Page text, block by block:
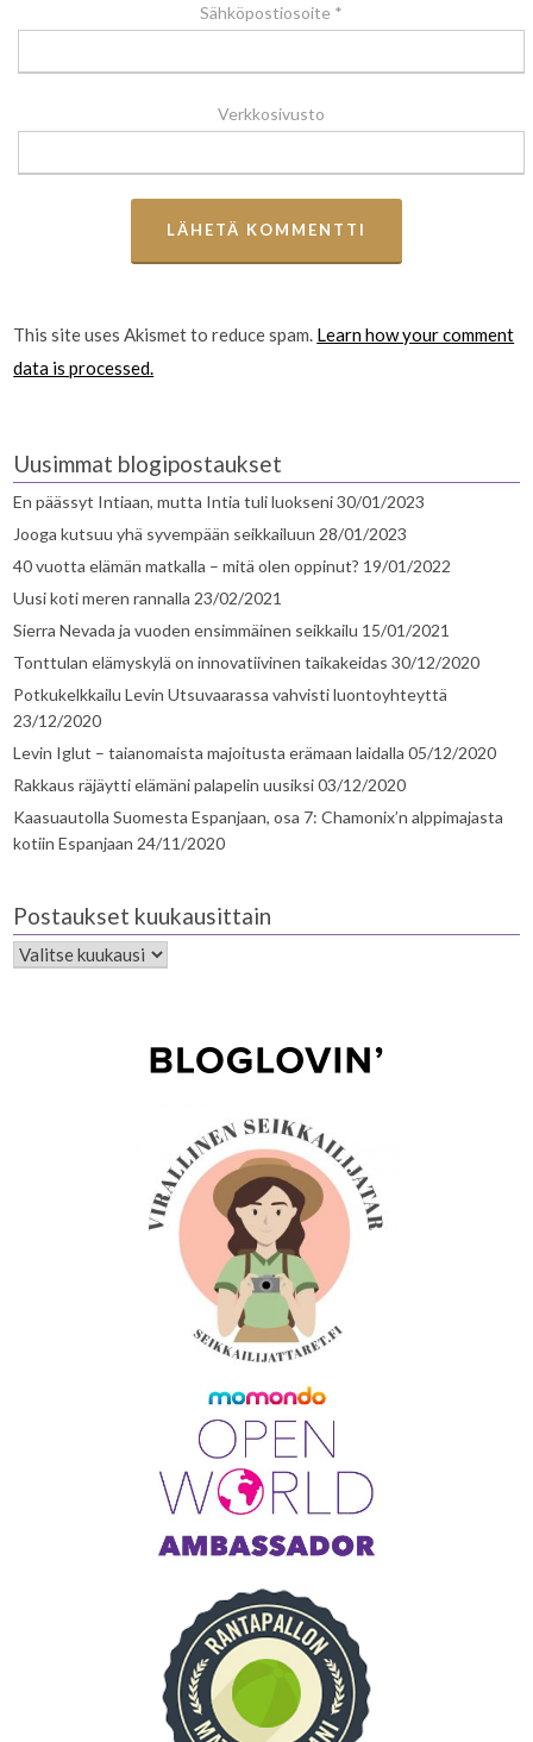
Sähköpostiosoite *
Verkkosivusto
This site uses Akismet to reduce spam. Learn how your comment
data is processed.
Uusimmat blogipostaukset
En päässyt Intiaan, mutta Intia tuli luokseni30/01/2023
Jooga kutsuu yhä syvempään seikkailuun 28/01/2023
40 vuotta elämän matkalla – mitä olen oppinut? 19/01/2022
Uusi koti meren rannalla 23/02/2021
Sierra Nevada ja vuoden ensimmäinen seikkailu 15/01/2021
Tonttulan elämyskylä on innovatiivinen taikakeidas 30/12/2020
Potkukelkkailu Levin Utsuvaarassa vahvisti luontoyhteyttä
23/12/2020
Levin Iglut – taianomaista majoitusta erämaan laidalla 05/12/2020
Rakkaus räjäytti elämäni palapelin uusiksi03/12/2020
Kaasuautolla Suomesta Espanjaan, osa 7: Chamonix’n alppimajasta
kotiin Espanjaan 24/11/2020
Postaukset kuukausittain